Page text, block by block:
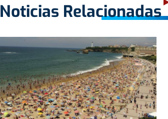
Noticias Relacionadas